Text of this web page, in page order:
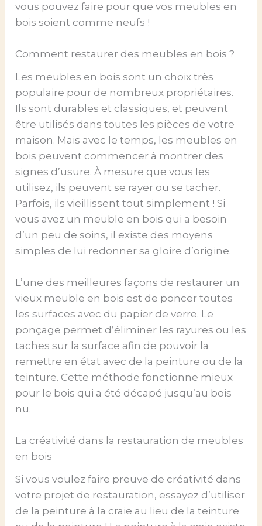
vous pouvez faire pour que vos meubles en
bois soient comme neufs !
Comment restaurer des meubles en bois ?
Les meubles en bois sont un choix très
populaire pour de nombreux propriétaires.
Ils sont durables et classiques, et peuvent
être utilisés dans toutes les pièces de votre
maison. Mais avec le temps, les meubles en
bois peuvent commencer à montrer des
signes d’usure. À mesure que vous les
utilisez, ils peuvent se rayer ou se tacher.
Parfois, ils vieillissent tout simplement ! Si
vous avez un meuble en bois qui a besoin
d’un peu de soins, il existe des moyens
simples de lui redonner sa gloire d’origine.
L’une des meilleures façons de restaurer un
vieux meuble en bois est de poncer toutes
les surfaces avec du papier de verre. Le
ponçage permet d’éliminer les rayures ou les
taches sur la surface afin de pouvoir la
remettre en état avec de la peinture ou de la
teinture. Cette méthode fonctionne mieux
pour le bois qui a été décapé jusqu’au bois
nu.
La créativité dans la restauration de meubles
en bois
Si vous voulez faire preuve de créativité dans
votre projet de restauration, essayez d’utiliser
de la peinture à la craie au lieu de la teinture